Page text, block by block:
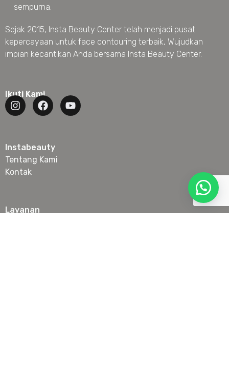
sempurna.
Sejak 2015, Insta Beauty Center telah menjadi pusat
kepercayaan untuk face contouring terbaik, Wujudkan
impian kecantikan Anda bersama Insta Beauty Center.
Ikuti Kami
Instabeauty
Tentang Kami
Kontak
Layanan